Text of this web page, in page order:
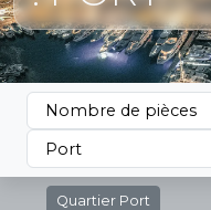
Quartier Port